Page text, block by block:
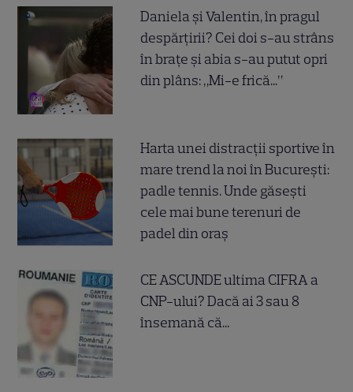
Daniela și Valentin, în pragul
despărțirii? Cei doi s-au strâns
în brațe și abia s-au putut opri
din plâns: „Mi-e frică...”
Harta unei distracții sportive în
mare trend la noi în București:
padle tennis. Unde găsești
cele mai bune terenuri de
padel din oraș
CE ASCUNDE ultima CIFRA a
CNP-ului? Dacă ai 3 sau 8
însemană că...